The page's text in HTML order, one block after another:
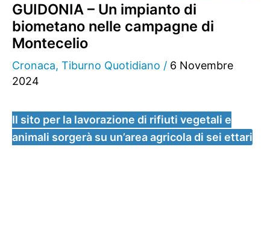
GUIDONIA – Un impianto di
biometano nelle campagne di
Montecelio
Cronaca, Tiburno Quotidiano / 6 Novembre
2024
Il sito per la lavorazione di rifiuti vegetali e
animali sorgerà su un’area agricola di sei ettari